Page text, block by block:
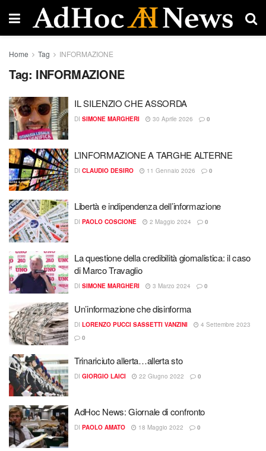
Home Tag INFORMAZIONE
Tag: INFORMAZIONE
IL SILENZIO CHE ASSORDA
DI SIMONE MARGHERI 30 Aprile 2026 0
L’INFORMAZIONE A TARGHE ALTERNE
DI CLAUDIO DESIRO 11 Gennaio 2026 0
Libertà e indipendenza dell’informazione
DI PAOLO COSCIONE 2 Maggio 2024 0
La questione della credibilità giornalistica: il caso
di Marco Travaglio
DI SIMONE MARGHERI 3 Marzo 2024 0
Un’informazione che disinforma
DI LORENZO PUCCI SASSETTI VANZINI
4 Settembre 2023
0
Trinariciuto allerta…allerta sto
DI GIORGIO LAICI 22 Giugno 2022 0
AdHoc News: Giornale di confronto
DI PAOLO AMATO 18 Maggio 2022 0